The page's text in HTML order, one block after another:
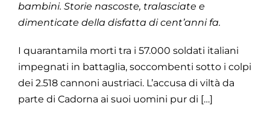
bambini. Storie nascoste, tralasciate e
dimenticate della disfatta di cent’anni fa.
I quarantamila morti tra i 57.000 soldati italiani
impegnati in battaglia, soccombenti sotto i colpi
dei 2.518 cannoni austriaci. L’accusa di viltà da
parte di Cadorna ai suoi uomini pur di […]